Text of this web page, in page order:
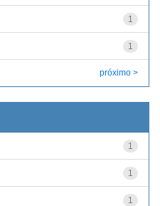
1
1
próximo >
1
1
1